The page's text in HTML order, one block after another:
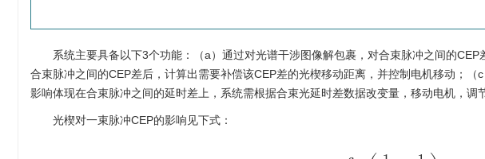
系统主要具备以下3个功能：（a）通过对光谱干涉图像解包裹，对合束脉冲之间的
合束脉冲之间的CEP差后，计算出需要补偿该CEP差的光楔移动距离，并控制电机移动；
影响体现在合束脉冲之间的延时差上，系统需根据合束光延时差数据改变量，移动电机，调
光楔对一束脉冲CEP的影响见下式：